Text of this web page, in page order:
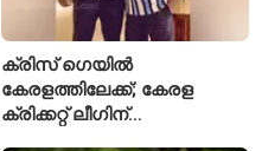
ക്രിസ് ഗെയിൽ
കേരളത്തിലേക്ക്; കേരള
ക്രിക്കറ്റ് ലീഗിന്